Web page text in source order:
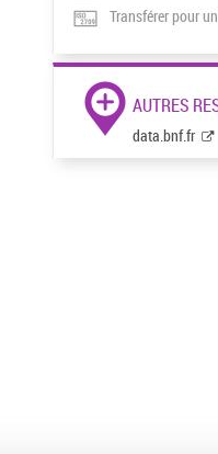
Transférer pour
AUTRES
data.bnf.fr